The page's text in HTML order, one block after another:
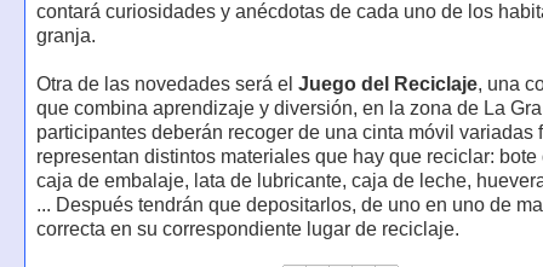
contará curiosidades y anécdotas de cada uno de los
granja.
Otra de las novedades será el Juego del Reciclaje, una
que combina aprendizaje y diversión, en la zona de La
participantes deberán recoger de una cinta móvil variadas
representan distintos materiales que hay que reciclar: bote
caja de embalaje, lata de lubricante, caja de leche,
... Después tendrán que depositarlos, de uno en uno de
correcta en su correspondiente lugar de reciclaje.